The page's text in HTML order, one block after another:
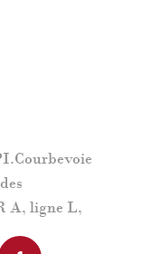
A, ligne L,
d'un immeuble